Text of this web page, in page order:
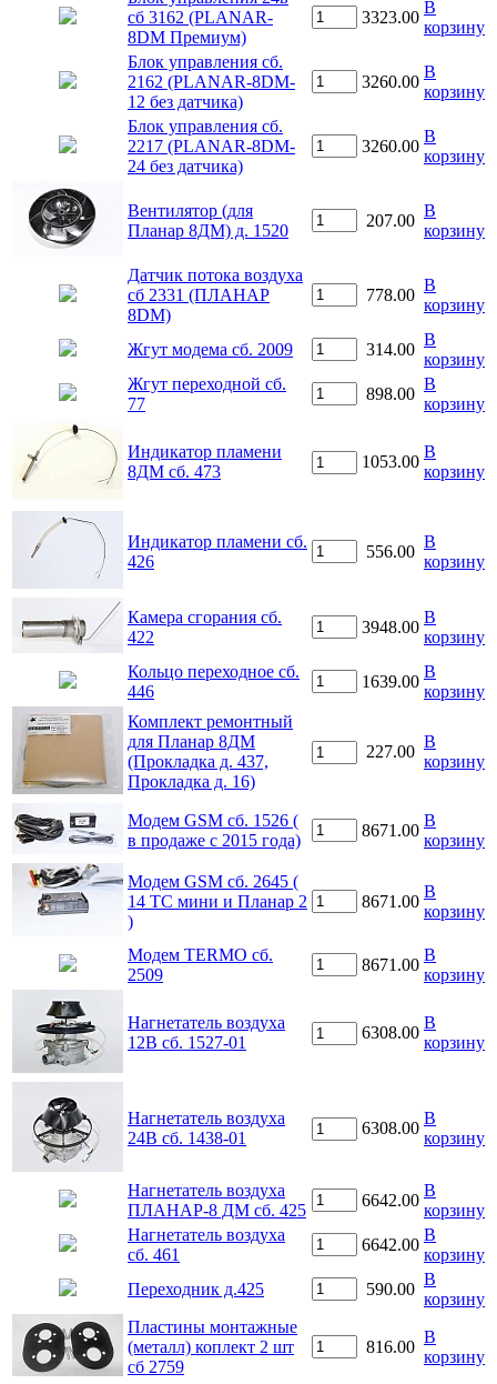
сб 3162 (PLANAR-
8DM Премиум)
3323.00
В
корзину
Блок управления сб.
2162 (PLANAR-8DM-
12 без датчика)
3260.00
В
корзину
Блок управления сб.
2217 (PLANAR-8DM-
24 без датчика)
3260.00
В
корзину
Вентилятор (для
Планар 8ДМ) д. 1520
207.00
В
корзину
Датчик потока воздуха
сб 2331 (ПЛАНАР
8DM)
778.00
В
корзину
Жгут модема сб. 2009 314.00
В
корзину
Жгут переходной сб.
77
898.00
В
корзину
Индикатор пламени
8ДМ сб. 473
1053.00
В
корзину
Индикатор пламени сб.
426
556.00
В
корзину
Камера сгорания сб.
422
3948.00
В
корзину
Кольцо переходное сб.
446
1639.00
В
корзину
Комплект ремонтный
для Планар 8ДM
(Прокладка д. 437,
Прокладка д. 16)
227.00
В
корзину
Модем GSM cб. 1526 (
в продаже с 2015 года)
8671.00
В
корзину
Модем GSM сб. 2645 (
14 ТС мини и Планар 2
)
8671.00
В
корзину
Модем TERMO cб.
2509
8671.00
В
корзину
Нагнетатель воздуха
12В сб. 1527-01
6308.00
В
корзину
Нагнетатель воздуха
24В сб. 1438-01
6308.00
В
корзину
Нагнетатель воздуха
ПЛАНАР-8 ДМ сб. 425
6642.00
В
корзину
Нагнетатель воздуха
сб. 461
6642.00
В
корзину
Переходник д.425
590.00
В
корзину
Пластины монтажные
(металл) коплект 2 шт
сб 2759
816.00
В
корзину